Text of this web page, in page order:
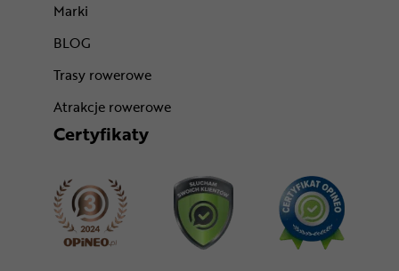
Marki
BLOG
Trasy rowerowe
Atrakcje rowerowe
Certyfikaty